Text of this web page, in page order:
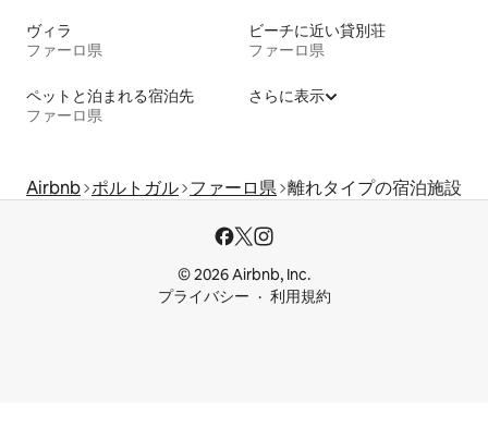
ヴィラ
ファーロ県
ビーチに近い貸別荘
ファーロ県
ペットと泊まれる宿泊先
ファーロ県
さらに表示
Airbnb ポルトガル ファーロ県 離れタイプの宿泊施設
© 2026 Airbnb, Inc.
プライバシー
利用規約